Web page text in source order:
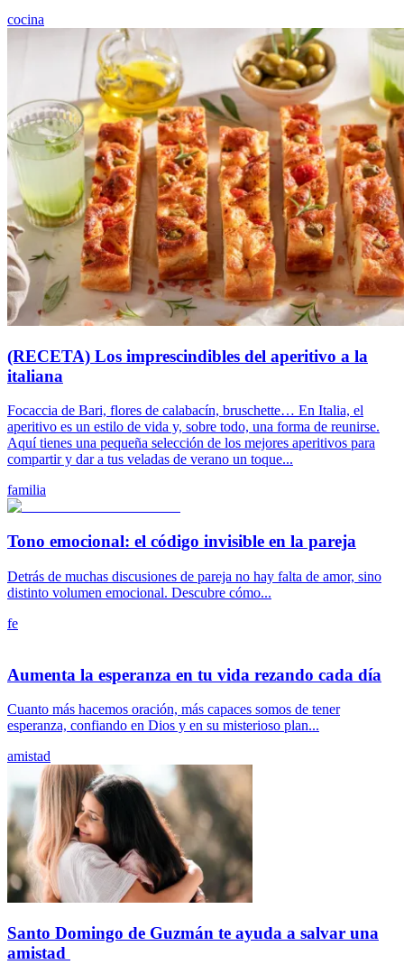
cocina
(RECETA) Los imprescindibles del aperitivo a la
italiana
Focaccia de Bari, flores de calabacín, bruschette… En Italia, el
aperitivo es un estilo de vida y, sobre todo, una forma de reunirse.
Aquí tienes una pequeña selección de los mejores aperitivos para
compartir y dar a tus veladas de verano un toque...
familia
Tono emocional: el código invisible en la pareja
Detrás de muchas discusiones de pareja no hay falta de amor, sino
distinto volumen emocional. Descubre cómo...
fe
Aumenta la esperanza en tu vida rezando cada día
Cuanto más hacemos oración, más capaces somos de tener
esperanza, confiando en Dios y en su misterioso plan...
amistad
Santo Domingo de Guzmán te ayuda a salvar una
amistad